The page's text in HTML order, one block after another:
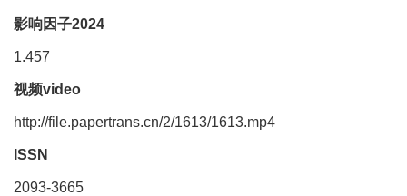
影响因子2024
1.457
视频video
http://file.papertrans.cn/2/1613/1613.mp4
ISSN
2093-3665